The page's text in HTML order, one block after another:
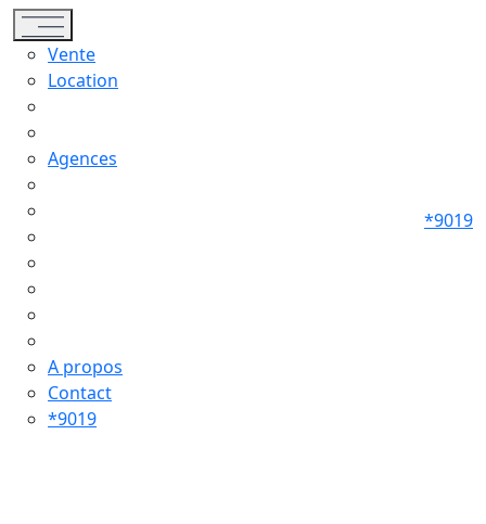
Toggle navigation
Vente
Location
Agences
A propos
Contact
*9019
*9019